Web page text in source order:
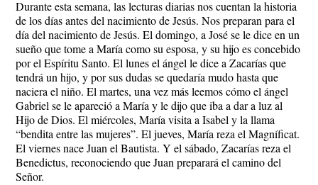
Durante esta semana, las lecturas diarias nos cuentan la historia
de los días antes del nacimiento de Jesús. Nos preparan para el
día del nacimiento de Jesús. El domingo, a José se le dice en un
sueño que tome a María como su esposa, y su hijo es concebido
por el Espíritu Santo. El lunes el ángel le dice a Zacarías que
tendrá un hijo, y por sus dudas se quedaría mudo hasta que
naciera el niño. El martes, una vez más leemos cómo el ángel
Gabriel se le apareció a María y le dijo que iba a dar a luz al
Hijo de Dios. El miércoles, María visita a Isabel y la llama
“bendita entre las mujeres”. El jueves, María reza el Magníficat.
El viernes nace Juan el Bautista. Y el sábado, Zacarías reza el
Benedictus, reconociendo que Juan preparará el camino del
Señor.